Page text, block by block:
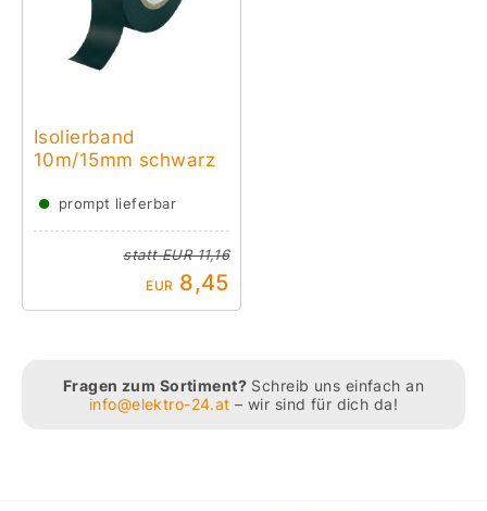
Isolierband
10m/15mm schwarz
● prompt lieferbar
stattEUR 11,16
EUR 8,45
Fragen zum Sortiment? Schreib uns einfach an
info@elektro-24.at – wir sind für dich da!